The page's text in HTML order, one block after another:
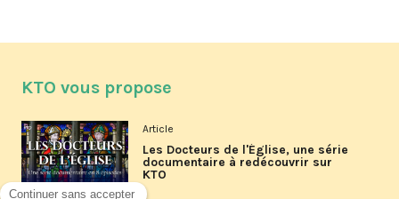
KTO vous propose
Article
Les Docteurs de l'Église, une série
documentaire à redécouvrir sur
KTO